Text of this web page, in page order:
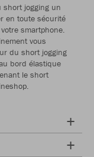
short jogging un
en toute sécurité
smartphone.
vous
du short jogging
bord élastique
le short